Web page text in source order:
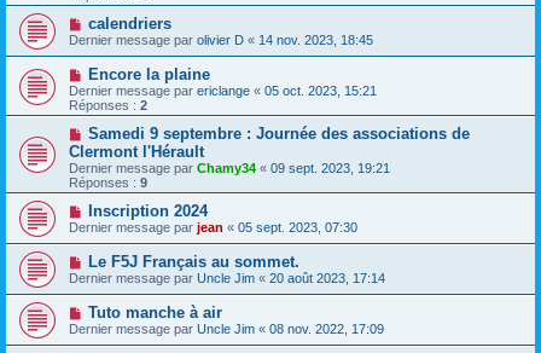
calendriers
Dernier message par olivier D « 14 nov. 2023, 18:45
Encore la plaine
Dernier message par ericlange « 05 oct. 2023, 15:21
Réponses : 2
Samedi 9 septembre : Journée des associations de
Clermont l'Hérault
Dernier message par Chamy34 « 09 sept. 2023, 19:21
Réponses : 9
Inscription 2024
Dernier message par jean « 05 sept. 2023, 07:30
Le F5J Français au sommet.
Dernier message par Uncle Jim « 20 août 2023, 17:14
Tuto manche à air
Dernier message par Uncle Jim « 08 nov. 2022, 17:09